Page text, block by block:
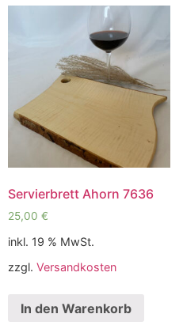
Servierbrett Ahorn 7636
25,00 €
inkl. 19 % MwSt.
zzgl. Versandkosten
In den Warenkorb